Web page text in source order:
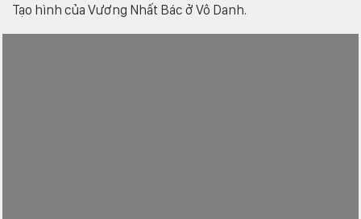
Tạo hình của Vương Nhất Bác ở Vô Danh.